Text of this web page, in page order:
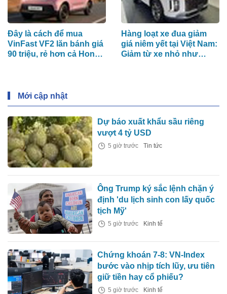
Đây là cách để mua
VinFast VF2 lăn bánh giá
90 triệu, rẻ hơn cả Honda
Hàng loạt xe đua giảm
giá niêm yết tại Việt Nam:
Giảm từ xe nhỏ như
Mới cập nhật
Dự báo xuất khẩu sầu riêng
vượt 4 tỷ USD
5 giờ trước Tin tức
Ông Trump ký sắc lệnh chặn ý
định 'du lịch sinh con lấy quốc
tịch Mỹ'
5 giờ trước Kinh tế
Chứng khoán 7-8: VN-Index
bước vào nhịp tích lũy, ưu tiên
giữ tiền hay cổ phiếu?
5 giờ trước Kinh tế